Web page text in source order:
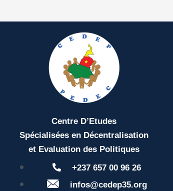
Centre D’Etudes
Spécialisées en Décentralisation
et Evaluation des Politiques
+237 657 00 96 26
infos@cedep35.org